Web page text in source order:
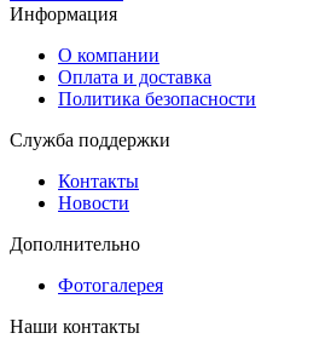
Информация
О компании
Оплата и доставка
Политика безопасности
Служба поддержки
Контакты
Новости
Дополнительно
Фотогалерея
Наши контакты